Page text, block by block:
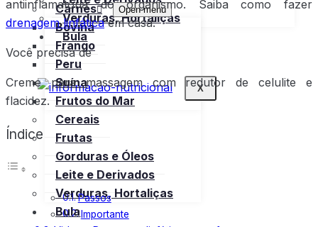
Verduras, Hortaliças
Bula
X
Carnes
Open menu
Bovina
Frango
Peru
Suína
Frutos do Mar
Cereais
Frutas
Gorduras e Óleos
Leite e Derivados
Verduras, Hortaliças
Bula
antiinflamatória do organismo. Saiba como fazer
drenagem linfáticaem casa:
Você precisa de
Creme para massagem com redutor de celulite e
flacidez.
Índice
Passos
Importante